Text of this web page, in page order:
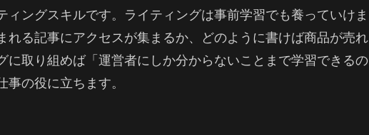
ィングスキルです。ライティングは事前学習でも養っていけま
れる記事にアクセスが集まるか、どのように書けば商品が売れ
に取り組めば「運営者にしか分からないことまで学習できるの
の役に立ちます。